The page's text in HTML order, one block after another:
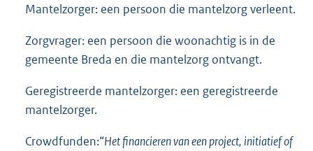
Mantelzorger: een persoon die mantelzorg verleent.
Zorgvrager: een persoon die woonachtig is in de
gemeente Breda en die mantelzorg ontvangt.
Geregistreerde mantelzorger: een geregistreerde
mantelzorger.
Crowdfunden:“Het financieren van een project, initiatief of